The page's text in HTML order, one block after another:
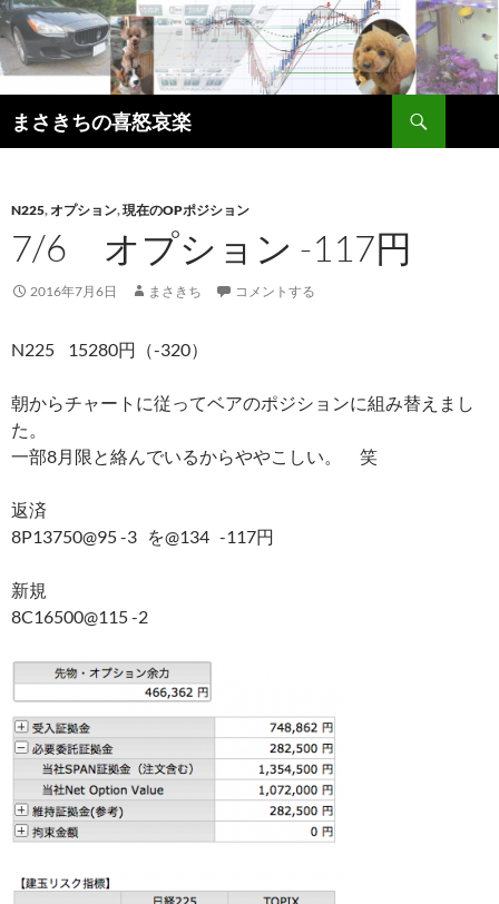
コ
ン
テ
ン
ツ
へ
まさきちの喜怒哀楽
索
N225,オプション,現在のOPポジション
7/6 オプション -117円
2016年7月6日 まさきち コメントする
N225 15280円（-320）
朝からチャートに従ってベアのポジションに組み替えまし
た。
一部8月限と絡んでいるからややこしい。 笑
返済
8P13750@95 -3 を@134 -117円
新規
8C16500@115 -2